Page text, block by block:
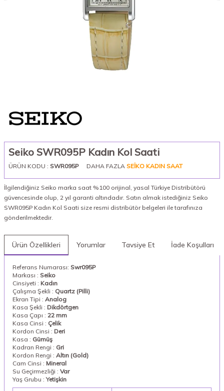
Seiko SWR095P Kadın Kol Saati
ÜRÜN KODU : SWR095P DAHA FAZLA SEIKO KADIN SAAT
İlgilendiğiniz Seiko marka saat %100 orijinal, yasal Türkiye Distribütörü
güvencesinde olup, 2 yıl garanti altındadır. Satın almak istediğiniz Seiko
SWR095P Kadın Kol Saati size resmi distribütör belgeleri ile tarafınıza
gönderilmektedir.
Ürün Özellikleri Yorumlar Tavsiye Et İade Koşulları
Referans Numarası: Swr095P
Markası : Seiko
Cinsiyeti : Kadın
Çalışma Şekli : Quartz (Pilli)
Ekran Tipi : Analog
Kasa Şekli : Dikdörtgen
Kasa Çapı : 22 mm
Kasa Cinsi : Çelik
Kordon Cinsi : Deri
Kasa : Gümüş
Kadran Rengi : Gri
Kordon Rengi : Altın (Gold)
Cam Cinsi : Mineral
Su Geçirmezliği : Var
Yaş Grubu :Yetişkin